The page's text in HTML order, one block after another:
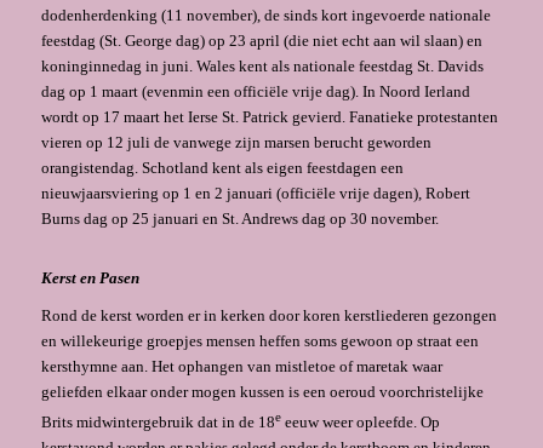
dodenherdenking (11 november), de sinds kort inge­voerde nationale
feestdag (St. George dag) op 23 april (die niet echt aan wil slaan) en
koninginnedag in juni. Wales kent als nationale feestdag St. Davids
dag op 1 maart (evenmin een officiële vrije dag). In Noord Ierland
wordt op 17 maart het Ierse St. Patrick gevierd. Fanatieke protestanten
vieren op 12 juli de vanwege zijn marsen berucht gewor­den
orangistendag. Schotland kent als eigen feestdagen een
nieuwjaarsvie­ring op 1 en 2 januari (officiële vrije dagen), Robert
Burns dag op 25 januari en St. Andrews dag op 30 november.
Kerst en Pasen
Rond de kerst worden er in kerken door koren kerstliederen gezon­gen
en willekeu­rige groepjes mensen heffen soms gewoon op straat een
kersthymne aan. Het ophangen van mistletoe of maretak waar
geliefden elkaar onder mogen kussen is een oeroud voor­christelijke
Brits midwintergebruik dat in de 18eeeuw weer opleefde. Op